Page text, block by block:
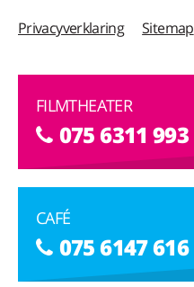
Privacyverklaring Sitemap
FILMTHEATER
075 6311 993
CAFÉ
075 6147 616